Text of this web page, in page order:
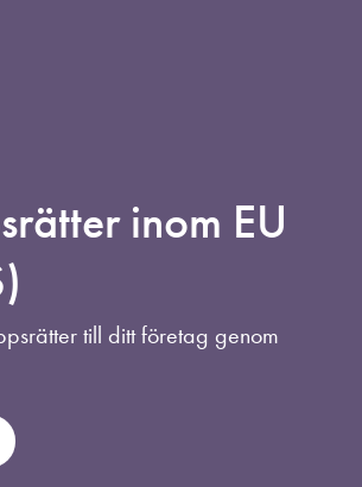
inom EU
till ditt företag genom